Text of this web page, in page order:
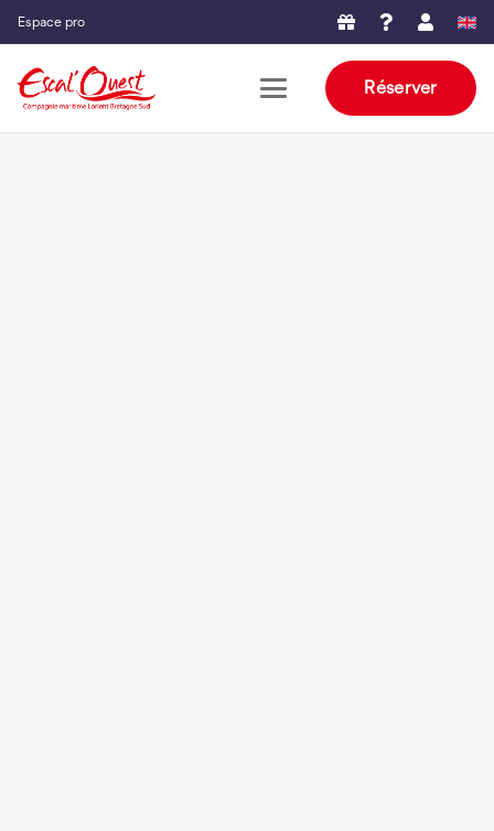
Espace pro
Réserver